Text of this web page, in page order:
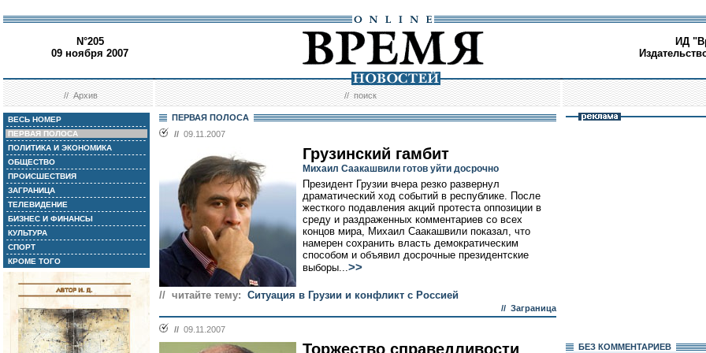
N°205
09 ноября 2007
ИД
//Архив //поиск
ВЕСЬ НОМЕР
ПЕРВАЯ ПОЛОСА
ПОЛИТИКА И ЭКОНОМИКА
ОБЩЕСТВО
ПРОИСШЕСТВИЯ
ЗАГРАНИЦА
ТЕЛЕВИДЕНИЕ
БИЗНЕС И ФИНАНСЫ
КУЛЬТУРА
СПОРТ
КРОМЕ ТОГО
ПЕРВАЯ ПОЛОСА
// 09.11.2007
Грузинский гамбит
Михаил Саакашвили готов уйти досрочно
Президент Грузии вчера резко развернул
драматический ход событий в республике. После
жесткого подавления акций протеста оппозиции в
среду и раздраженных комментариев со всех
концов мира, Михаил Саакашвили показал, что
намерен сохранить власть демократическим
способом и объявил досрочные президентские
выборы...>>
// читайте тему: Ситуация в Грузии и конфликт с Россией
// Заграница
// 09.11.2007
Торжество справедливости
БЕЗ КОМMЕНТАРИЕВ